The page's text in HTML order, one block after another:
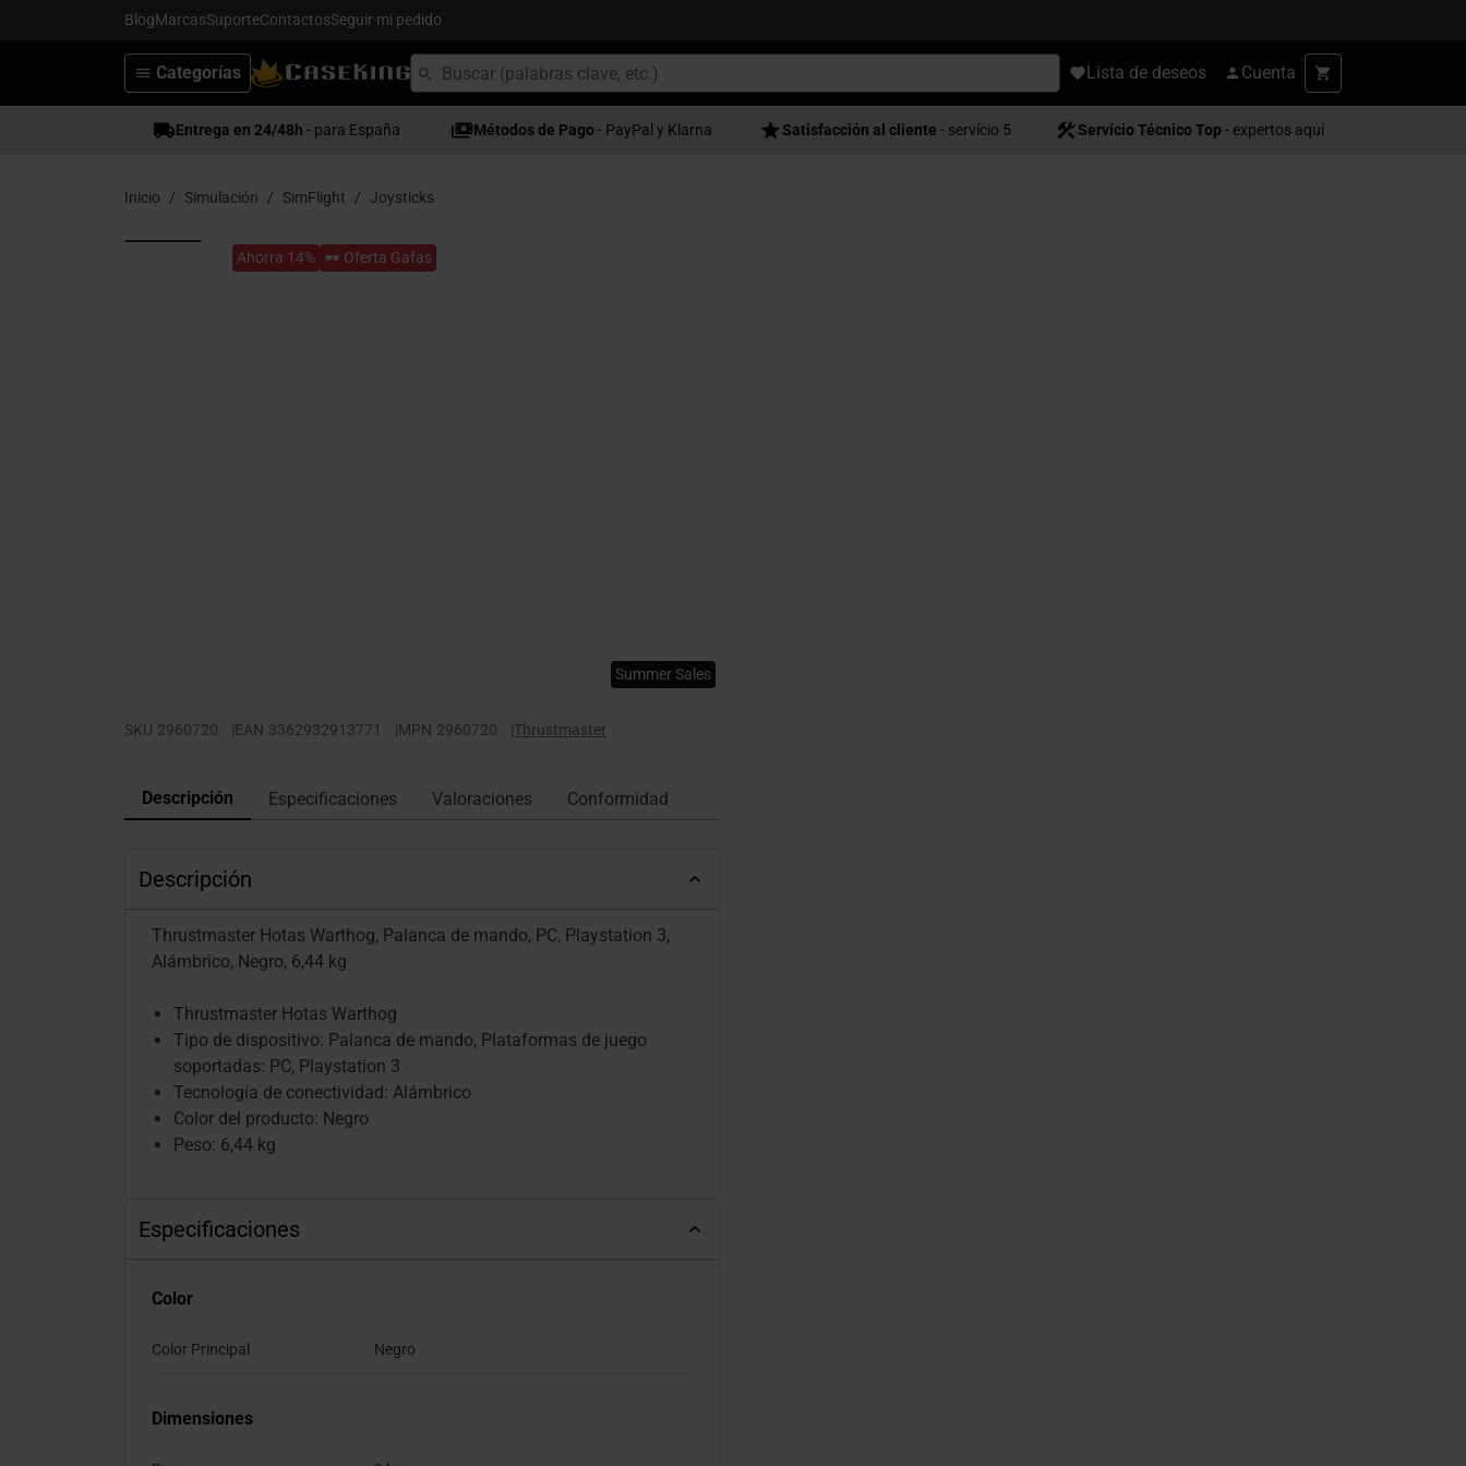
BlogMarcasSuporteContactosSeguir mi pedido
Lista de deseos Cuenta
Categorías
Entrega en 24/48h - para España Métodos de Pago - PayPal y Klarna Satisfacción al cliente - servício 5 Servício Técnico Top - expertos aquí
Inicio Simulación SimFlight Joysticks
Ahorra 14% 🕶️ Oferta Gafas
Summer Sales
SKU 2960720 |EAN 3362932913771 |MPN 2960720 |Thrustmaster
Descripción Especificaciones Valoraciones Conformidad
Descripción
Thrustmaster Hotas Warthog, Palanca de mando, PC, Playstation 3,
Alámbrico, Negro, 6,44 kg
Thrustmaster Hotas Warthog
Tipo de dispositivo: Palanca de mando, Plataformas de juego
soportadas: PC, Playstation 3
Tecnología de conectividad: Alámbrico
Color del producto: Negro
Peso: 6,44 kg
Especificaciones
Color
Color Principal Negro
Dimensiones